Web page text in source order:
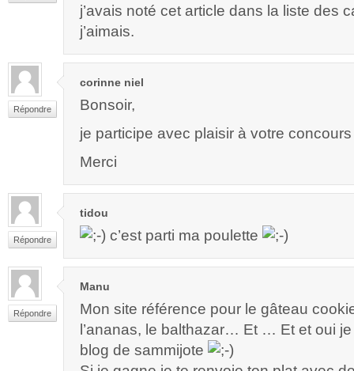
j’avais noté cet article dans la liste des
j’aimais.
Répondre
corinne niel
Bonsoir,
je participe avec plaisir à votre concours
Merci
Répondre
tidou
c’est parti ma poulette
Répondre
Manu
Mon site référence pour le gâteau
l’ananas, le balthazar… Et … Et et oui
blog de sammijote